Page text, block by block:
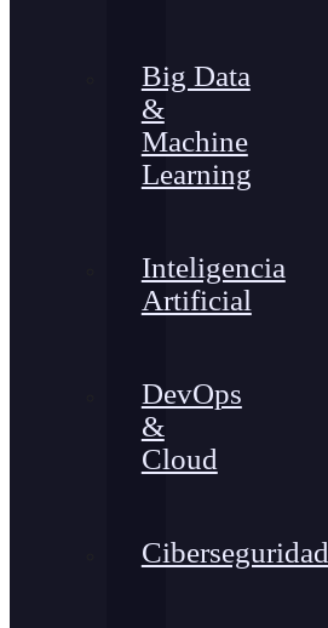
Big Data
&
Machine
Learning
Inteligencia
Artificial
DevOps
&
Cloud
Ciberseguridad